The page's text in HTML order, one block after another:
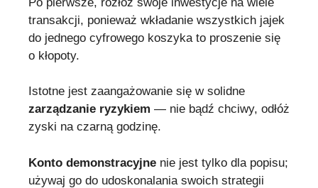
transakcji, ponieważ wkładanie wszystkich jajek
do jednego cyfrowego koszyka to proszenie się
o kłopoty.
Istotne jest zaangażowanie się w solidne
zarządzanie ryzykiem — nie bądź chciwy, odłóż
zyski na czarną godzinę.
Konto demonstracyjne nie jest tylko dla popisu;
używaj go do udoskonalania swoich strategii